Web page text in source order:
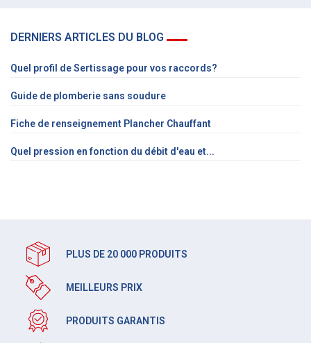
DERNIERS ARTICLES DU BLOG
Quel profil de Sertissage pour vos raccords?
Guide de plomberie sans soudure
Fiche de renseignement Plancher Chauffant
Quel pression en fonction du débit d'eau et...
PLUS DE 20 000 PRODUITS
MEILLEURS PRIX
PRODUITS GARANTIS